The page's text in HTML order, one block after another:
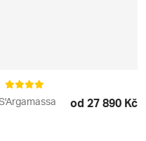
od 27 890 Kč